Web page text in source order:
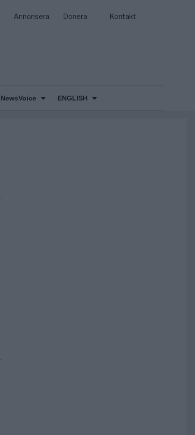
Annonsera Donera Kontakt
NewsVoice ENGLISH